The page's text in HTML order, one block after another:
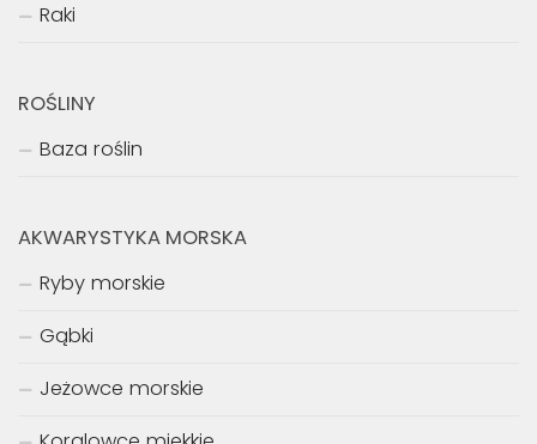
Raki
ROŚLINY
Baza roślin
AKWARYSTYKA MORSKA
Ryby morskie
Gąbki
Jeżowce morskie